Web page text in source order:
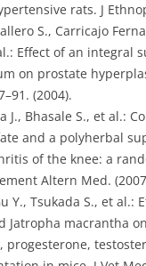
rats. J
S., Carricajo
Effect of an integral
on prostate
(2004).
J., Bhasale S., et al.:
and a polyherbal
of the knee: a
Altern Med.
Y., Tsukada S., et al.:
Jatropha macrantha
progesterone,